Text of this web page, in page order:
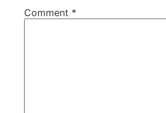
Comment *